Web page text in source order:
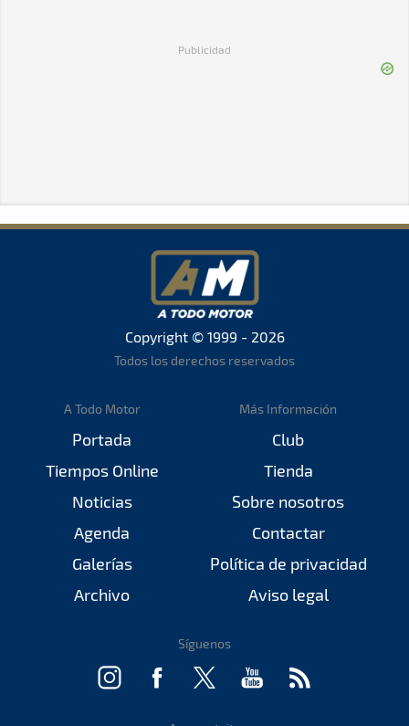
Publicidad
Copyright © 1999 - 2026
Todos los derechos reservados
A Todo Motor
Portada
Tiempos Online
Noticias
Agenda
Galerías
Archivo
Más Información
Club
Tienda
Sobre nosotros
Contactar
Política de privacidad
Aviso legal
Síguenos